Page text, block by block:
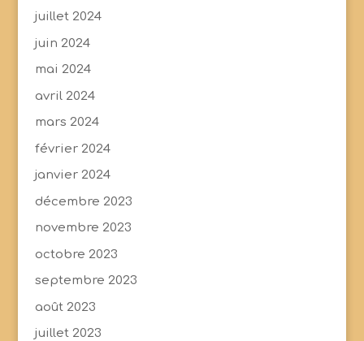
juillet 2024
juin 2024
mai 2024
avril 2024
mars 2024
février 2024
janvier 2024
décembre 2023
novembre 2023
octobre 2023
septembre 2023
août 2023
juillet 2023